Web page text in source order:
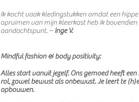
Ik kocht vaak kledingstukken omdat een
opruimen van mijn kleerkast heb ik
aandachtspunt. –Inge V.
Mindful fashion & body positivity:
Alles start vanuit jezelf. Ons gemoed heeft
rol, zowel bewust als onbewust. Je leert te
opbouwen.